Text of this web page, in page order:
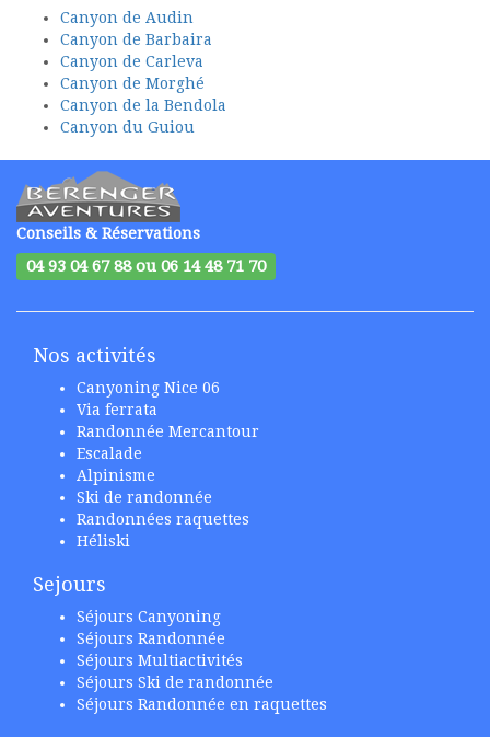
Canyon de Audin
Canyon de Barbaira
Canyon de Carleva
Canyon de Morghé
Canyon de la Bendola
Canyon du Guiou
Conseils & Réservations
04 93 04 67 88 ou 06 14 48 71 70
Nos activités
Canyoning Nice 06
Via ferrata
Randonnée Mercantour
Escalade
Alpinisme
Ski de randonnée
Randonnées raquettes
Héliski
Sejours
Séjours Canyoning
Séjours Randonnée
Séjours Multiactivités
Séjours Ski de randonnée
Séjours Randonnée en raquettes